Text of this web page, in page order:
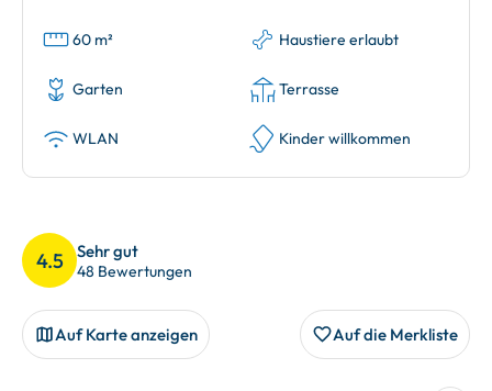
60 m² Haustiere erlaubt
Garten Terrasse
WLAN Kinder willkommen
4.5 Sehr gut
48 Bewertungen
Auf Karte anzeigen Auf die Merkliste